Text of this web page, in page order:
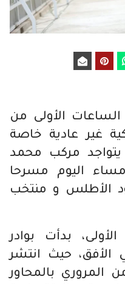
الأولى من
غير عادية خاصة
مركب محمد
اليوم مسرحا
الأطلس و منتخب
بدأت بوادر
الأفق، حيث انتشر
المروري بالمحاور